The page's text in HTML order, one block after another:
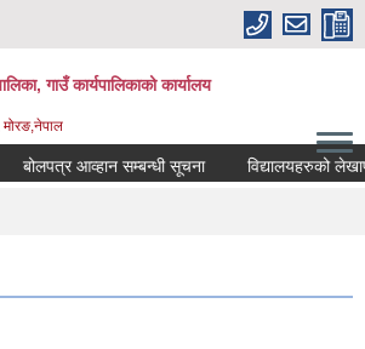
गाउँ कार्यपालिकाको कार्यालय
बोलपत्र आव्हान सम्बन्धी सूचना विद्यालयहरुको